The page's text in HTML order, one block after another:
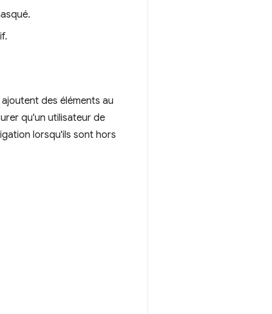
des éléments au
qu'un utilisateur de
lorsqu'ils sont hors